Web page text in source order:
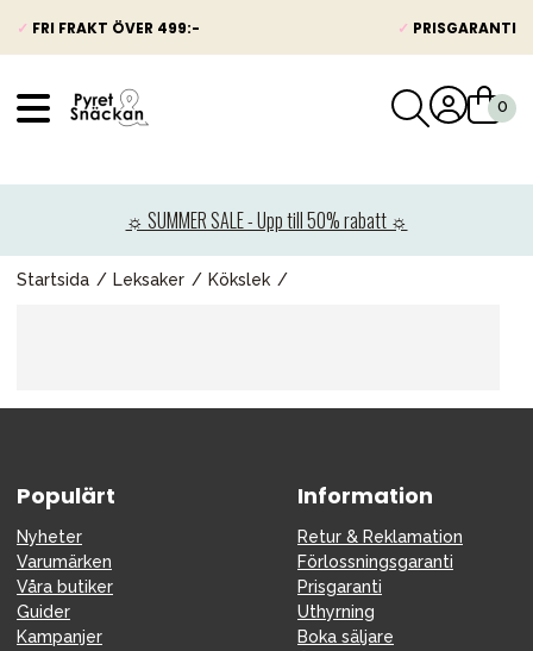
✓ FRI FRAKT ÖVER 499:- ✓ PRISGARANTI
☼ SUMMER SALE - Upp till 50% rabatt ☼
Startsida Leksaker Kökslek
Populärt
Nyheter
Varumärken
Våra butiker
Guider
Kampanjer
Information
Retur & Reklamation
Förlossningsgaranti
Prisgaranti
Uthyrning
Boka säljare
Barnvagnar
Bilbarnstolar
Leksaker
Möbler & bädd
Tillbehör
Reservdelar
Kampanjer